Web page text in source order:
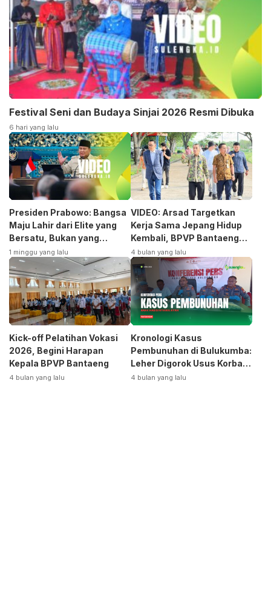
Festival Seni dan Budaya Sinjai 2026 Resmi Dibuka
6 hari yang lalu
Presiden Prabowo: Bangsa
Maju Lahir dari Elite yang
Bersatu, Bukan yang
Terpecah
1 minggu yang lalu
VIDEO: Arsad Targetkan
Kerja Sama Jepang Hidup
Kembali, BPVP Bantaeng
Siap Bangkitkan Jurusan
Otomotif
4 bulan yang lalu
Kick-off Pelatihan Vokasi
2026, Begini Harapan
Kepala BPVP Bantaeng
4 bulan yang lalu
Kronologi Kasus
Pembunuhan di Bulukumba:
Leher Digorok Usus Korban
Dikeluarkan
4 bulan yang lalu